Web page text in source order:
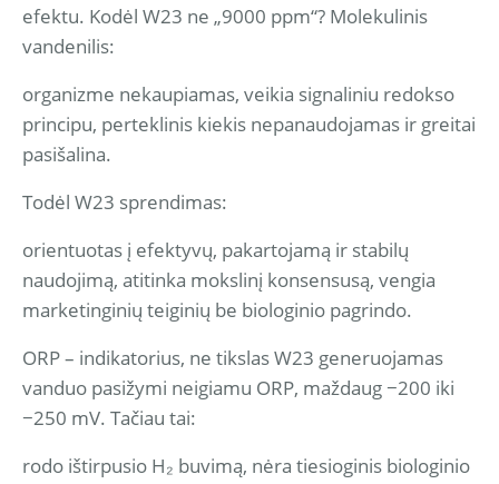
efektu. Kodėl W23 ne „9000 ppm“? Molekulinis
vandenilis:
organizme nekaupiamas, veikia signaliniu redokso
principu, perteklinis kiekis nepanaudojamas ir greitai
pasišalina.
Todėl W23 sprendimas:
orientuotas į efektyvų, pakartojamą ir stabilų
naudojimą, atitinka mokslinį konsensusą, vengia
marketinginių teiginių be biologinio pagrindo.
ORP – indikatorius, ne tikslas W23 generuojamas
vanduo pasižymi neigiamu ORP, maždaug −200 iki
−250 mV. Tačiau tai:
rodo ištirpusio H₂ buvimą, nėra tiesioginis biologinio